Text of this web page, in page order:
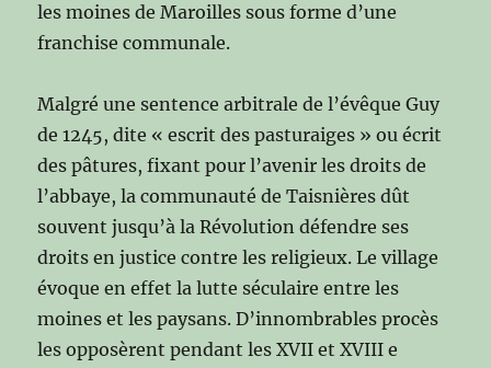
les moines de Maroilles sous forme d’une
franchise communale.
Malgré une sentence arbitrale de l’évêque Guy
de 1245, dite « escrit des pasturaiges » ou écrit
des pâtures, fixant pour l’avenir les droits de
l’abbaye, la communauté de Taisnières dût
souvent jusqu’à la Révolution défendre ses
droits en justice contre les religieux. Le village
évoque en effet la lutte séculaire entre les
moines et les paysans. D’innombrables procès
les opposèrent pendant les XVII et XVIII e